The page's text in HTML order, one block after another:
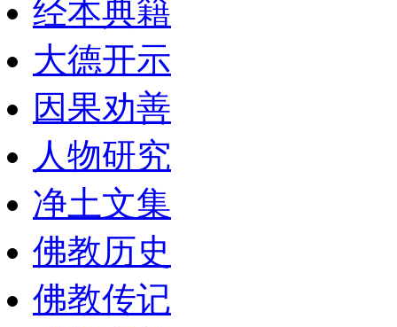
经本典籍
大德开示
因果劝善
人物研究
净土文集
佛教历史
佛教传记